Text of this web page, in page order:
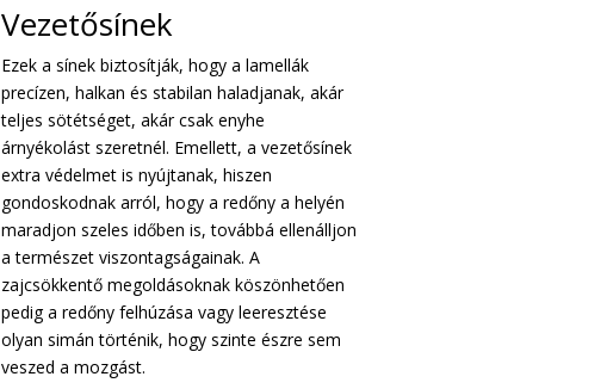
Vezetősínek
Ezek a sínek biztosítják, hogy a lamellák
precízen, halkan és stabilan haladjanak, akár
teljes sötétséget, akár csak enyhe
árnyékolást szeretnél. Emellett, a vezetősínek
extra védelmet is nyújtanak, hiszen
gondoskodnak arról, hogy a redőny a helyén
maradjon szeles időben is, továbbá ellenálljon
a természet viszontagságainak. A
zajcsökkentő megoldásoknak köszönhetően
pedig a redőny felhúzása vagy leeresztése
olyan simán történik, hogy szinte észre sem
veszed a mozgást.